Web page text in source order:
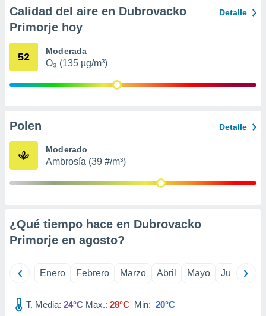
su
datos
o acceder
datos
perfiles
utilizar
Calidad del aire en Dubrovacko
Primorje hoy
Detalle
52 Moderada
O₃ (135 µg/m³)
Polen Detalle
Moderado
Ambrosía (39 #/m³)
¿Qué tiempo hace en Dubrovacko
Primorje en agosto?
Enero Febrero Marzo Abril Mayo Junio
T. Media: 24°C Max.: 28°C Min: 20°C